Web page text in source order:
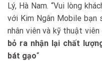
Lý, Hà Nam. “Vui lòng
với Kim Ngân Mobile bạn
nhân viên và kỹ thuật
bỏ ra nhận lại chất
bát gạo“